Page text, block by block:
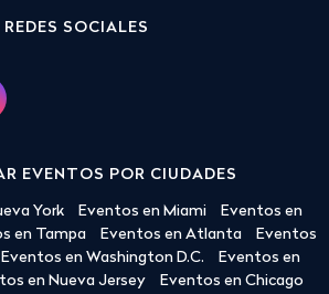
SOCIALES
EVENTOS POR CIUDADES
York Eventos en Miami
Eventos en
en Tampa Eventos en Atlanta
Eventos
Eventos en Washington D.C.
Eventos en
en Nueva Jersey
Eventos en Chicago